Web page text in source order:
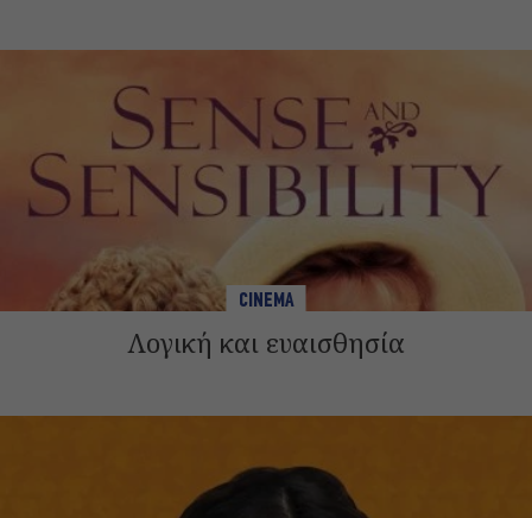
CINEMA
Λογική και ευαισθησία